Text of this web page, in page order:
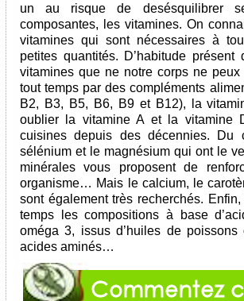
un au risque de desésquilibrer
composantes, les vitamines. On
vitamines qui sont nécessaires à
petites quantités. D’habitude
vitamines que ne notre corps ne
tout temps par des compléments
B2, B3, B5, B6, B9 et B12), la
oublier la vitamine A et la vitamine
cuisines depuis des décennies. Du
sélénium et le magnésium qui ont le
minérales vous proposent de
organisme… Mais le calcium, le
sont également très recherchés.
temps les compositions à base
oméga 3, issus d’huiles de
acides aminés…